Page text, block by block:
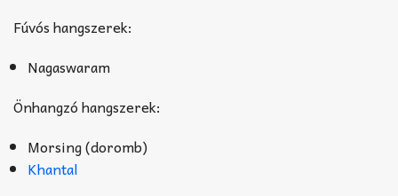
Fúvós hangszerek:
Nagaswaram
Önhangzó hangszerek:
Morsing (doromb)
Khantal